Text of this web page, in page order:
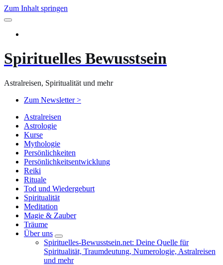
Zum Inhalt springen
Spirituelles Bewusstsein
Astralreisen, Spiritualität und mehr
Zum Newsletter >
Astralreisen
Astrologie
Kurse
Mythologie
Persönlichkeiten
Persönlichkeitsentwicklung
Reiki
Rituale
Tod und Wiedergeburt
Spiritualität
Meditation
Magie & Zauber
Träume
Über uns
Spirituelles-Bewusstsein.net: Deine Quelle für
Spiritualität, Traumdeutung, Numerologie, Astralreisen
und mehr